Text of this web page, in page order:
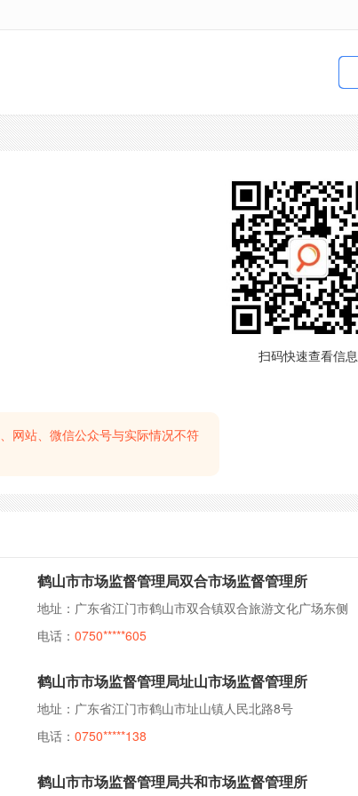
网站、微信公众号与实际情况不符
扫码快速查看信息
鹤山市市场监督管理局双合市场监督管理所
地址：广东省江门市鹤山市双合镇双合旅游文化广场东侧
电话： 0750*****605
鹤山市市场监督管理局址山市场监督管理所
地址：广东省江门市鹤山市址山镇人民北路8号
电话： 0750*****138
鹤山市市场监督管理局共和市场监督管理所